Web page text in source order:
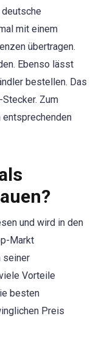
deutsche
mit einem
übertragen.
Ebenso lässt
bestellen. Das
Zum
und wird in den
Markt
seiner
Vorteile
besten
Preis